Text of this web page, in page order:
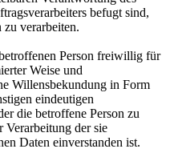
befugt sind,
zu verarbeiten.
Person freiwillig für
Weise und
Willensbekundung in Form
eindeutigen
die betroffene Person zu
Verarbeitung der sie
Daten einverstanden ist.